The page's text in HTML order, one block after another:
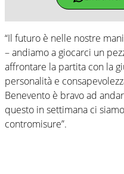
“Il futuro è nelle nostre
– andiamo a giocarci un
affrontare la partita con la
personalità e
Benevento è bravo ad
questo in settimana ci
contromisure”.